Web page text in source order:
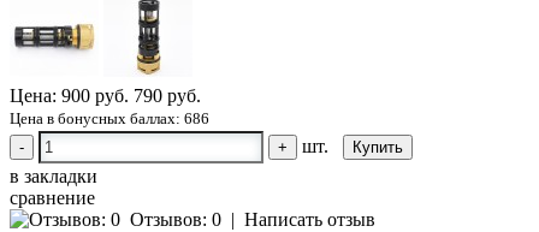
Цена: 900 руб. 790 руб.
Цена в бонусных баллах: 686
-
+
шт.
в закладки
сравнение
Отзывов: 0 | Написать отзыв